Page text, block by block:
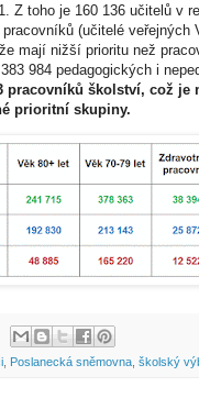
Z toho je 160 136 učitelů v
(učitelé veřejných
mají nižší prioritu než
984 pedagogických i
pracovníků školství, což je
prioritní skupiny.
Poslanecká sněmovna školský